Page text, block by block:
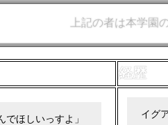
上記の者は本学園
経歴
でほしいっすよ」
イグ